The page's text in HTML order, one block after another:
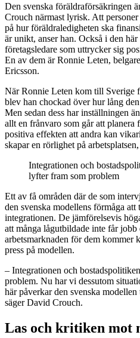
Den svenska föräldraförsäkringen
Crouch närmast lyrisk. Att
på hur föräldraledigheten ska
är unikt, anser han. Också i den
företagsledare som uttrycker sig
En av dem är Ronnie Leten,
Ericsson.
När Ronnie Leten kom till Sverige
blev han chockad över hur lång
Men sedan dess har inställningen
allt en frånvaro som går att planera
positiva effekten att andra kan
skapar en rörlighet på
Integrationen och
lyfter fram som problem
Ett av få områden där de som
den svenska modellens förmåga
integrationen. De jämförelsevis
att många lågutbildade inte får
arbetsmarknaden för dem kommer
press på modellen.
– Integrationen och
problem. Nu har vi dessutom
här påverkar den svenska
säger David Crouch.
Las och kritiken mot